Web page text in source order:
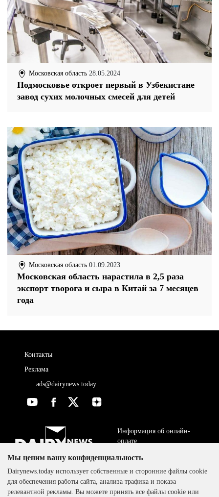
Московская область 28.05.2024
Подмосковье откроет первый в Узбекистане
завод сухих молочных смесей для детей
Московская область 01.09.2023
Московская область нарастила в 2,5 раза
экспорт творога и сыра в Китай за 7 месяцев
года
Контакты
Реклама
ads@dairynews.today
The DairyNews, все права
защищены, 2000-2024
Информация об онлайн-
оплате
ДОГОВОР-ОФЕРТА
Политика
конфиденциальности
Мы ценим вашу конфиденциальность
Dairynews.today использует собственные и сторонние файлы cookie
для обеспечения работы сайта, анализа трафика и показа
релевантной рекламы. Вы можете принять все файлы cookie или